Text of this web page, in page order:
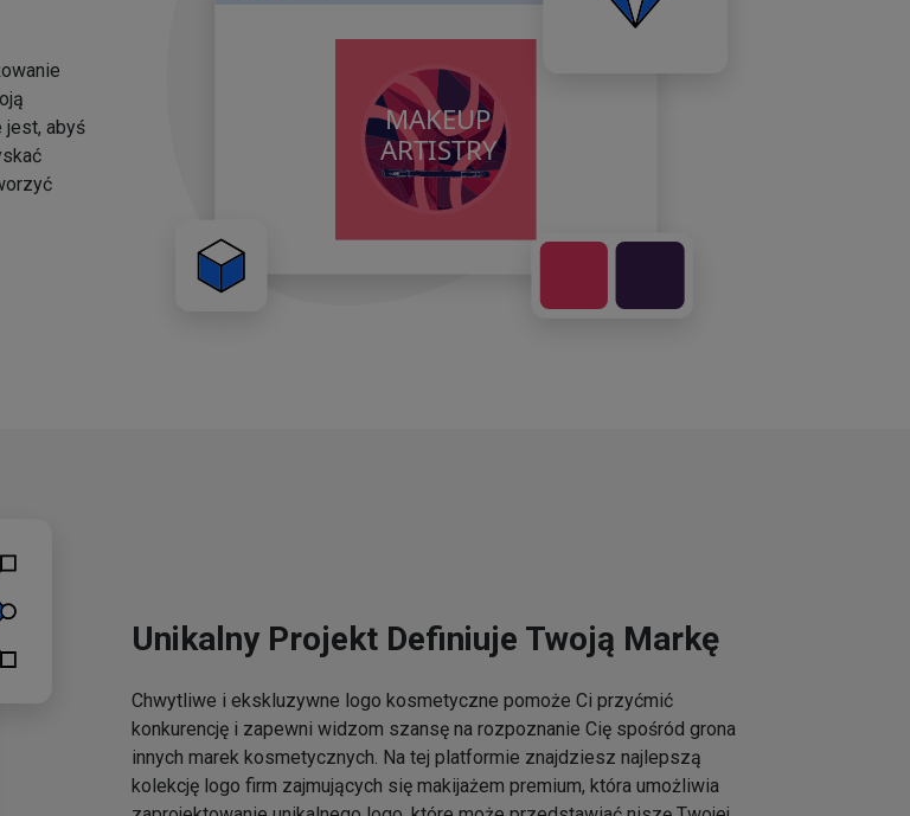
jest, abyś
Unikalny Projekt Definiuje Twoją Markę
Chwytliwe i ekskluzywne logo kosmetyczne pomoże Ci przyćmić
konkurencję i zapewni widzom szansę na rozpoznanie Cię spośród grona
innych marek kosmetycznych. Na tej platformie znajdziesz najlepszą
kolekcję logo firm zajmujących się makijażem premium, która umożliwia